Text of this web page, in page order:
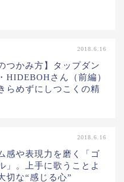
2018.6.16
つかみ方】タップダン
HIDEBOHさん（前編）
らめずにしつこくの精
2018.6.16
感や表現力を磨く「ゴ
」。上手に歌うことよ
切な“感じる心”